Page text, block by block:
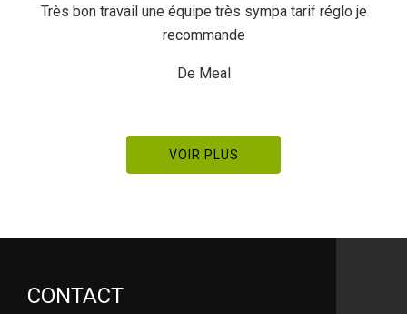
Très beau travail rien à redire Équipe
dynamique Merci à eux
De Pierre Manetstotter
VOIR PLUS
CONTACT